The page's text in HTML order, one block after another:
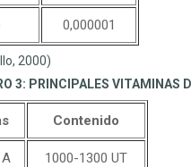
0,000001
2000)
3: PRINCIPALES VITAMINAS
Contenido
1000-1300 UT